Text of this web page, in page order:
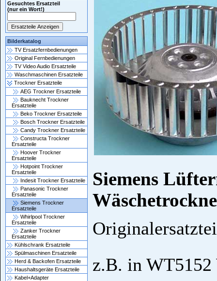
Gesuchtes Ersatzteil
(nur ein Wort!)
Bilderkatalog
TV Ersatzfernbedienungen
Original Fernbedienungen
TV Video Audio Ersatzteile
Waschmaschinen Ersatzteile
Trockner Ersatzteile
AEG Trockner Ersatzteile
Bauknecht Trockner
Ersatzteile
Beko Trockner Ersatzteile
Bosch Trockner Ersatzteile
Candy Trockner Ersatzteile
Constructa Trockner
Ersatzteile
Hoover Trockner
Ersatzteile
Hotpoint Trockner
Ersatzteile
Indesit Trockner Ersatzteile
Panasonic Trockner
Ersatzteile
Siemens Trockner
Ersatzteile
Whirlpool Trockner
Ersatzteile
Zanker Trockner
Ersatzteile
Kühlschrank Ersatzteile
Spülmaschinen Ersatzteile
Herd & Backofen Ersatzteile
Haushaltsgeräte Ersatzteile
Kabel+Adapter
Siemens
z.B. in WT5152